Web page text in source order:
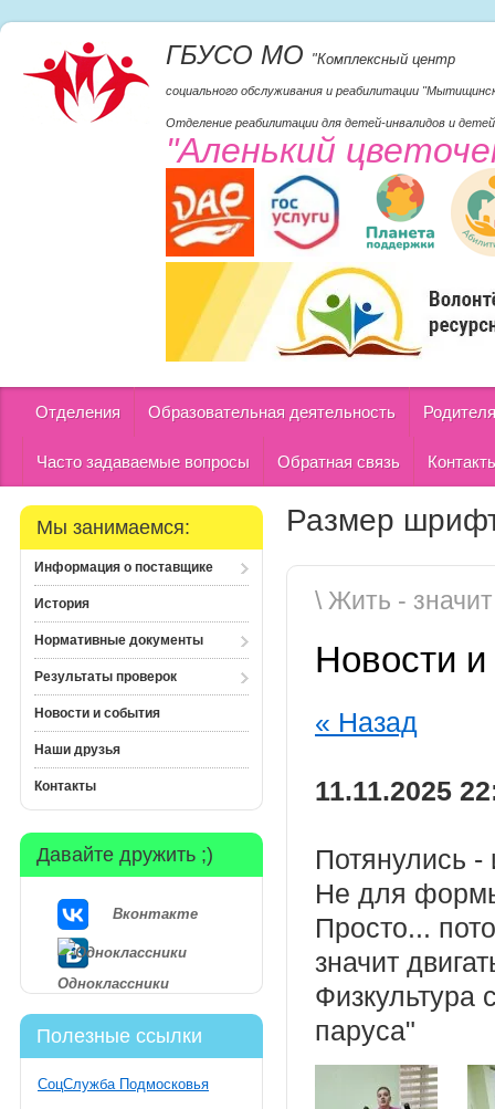
ГБУСО МО "Комплексный центр
социального обслуживания и реабилитации
Отделение реабилитации для детей-инвалидов и
"Аленький
Отделения Образовательная деятельность
Часто задаваемые вопросы Обратная связь
Мы занимаемся:
Информация о поставщике
История
Нормативные документы
Результаты проверок
Новости и события
Наши друзья
Контакты
Давайте дружить ;)
Вконтакте
Одноклассники
Полезные ссылки
СоцСлужба Подмосковья
Размер
\ Жить - значит
Новости
« Назад
11.11.2025
Потянулись -
Не для
Просто...
значит
Физкультура
паруса"